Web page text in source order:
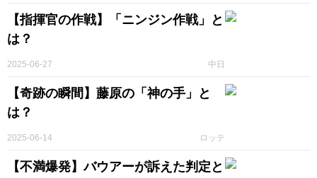
【指揮官の作戦】「ニンジン作戦」と
は？
中日
2025-06-27
【奇跡の瞬間】藤原の「神の手」と
は？
ロッテ
2025-06-14
【不満爆発】バウアーが訴えた判定と